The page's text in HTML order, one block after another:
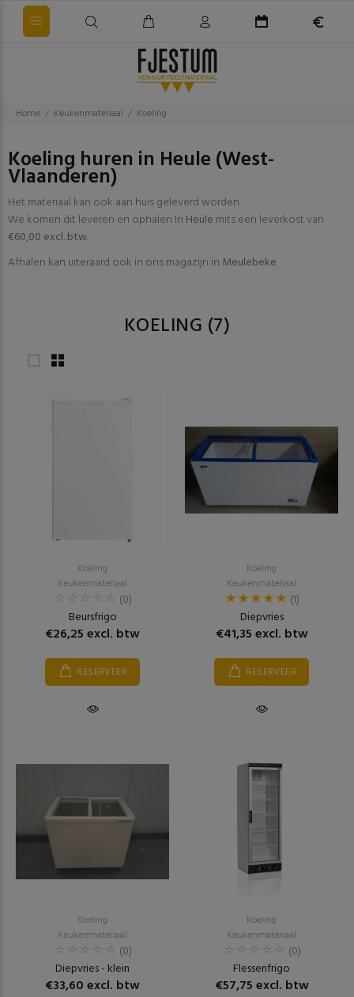
Home Keukenmateriaal Koeling
Koeling huren in Heule (West-
Vlaanderen)
Het materiaal kan ook aan huis geleverd worden.
We komen dit leveren en ophalen In Heule mits een leverkost van
€60,00 excl. btw.
Afhalen kan uiteraard ook in ons magazijn in Meulebeke
KOELING (7)
Koeling
Keukenmateriaal
(0)
Beursfrigo
€26,25 excl. btw
RESERVEER
Koeling
Keukenmateriaal
(1)
Diepvries
€41,35 excl. btw
RESERVEER
Koeling
Keukenmateriaal
(0)
Diepvries - klein
€33,60 excl. btw
Koeling
Keukenmateriaal
(0)
Flessenfrigo
€57,75 excl. btw